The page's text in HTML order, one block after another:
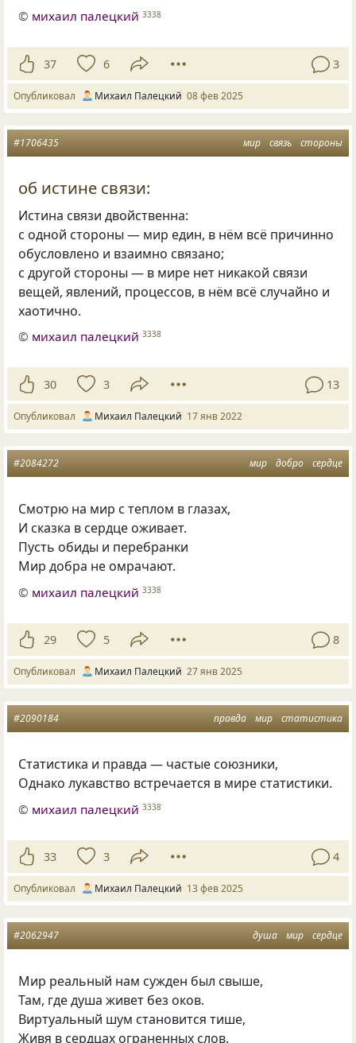
© михаил палецкий 3338
37 6 3
Опубликовал Михаил Палецкий 08 фев 2025
мир связь стороны
#1706435
об истине связи:
Истина связи двойственна:
с одной стороны — мир един, в нём всё причинно
обусловлено и взаимно связано;
с другой стороны — в мире нет никакой связи
вещей, явлений, процессов, в нём всё случайно и
хаотично.
© михаил палецкий 3338
30 3 13
Опубликовал Михаил Палецкий 17 янв 2022
мир добро сердце
#2084272
Смотрю на мир с теплом в глазах,
И сказка в сердце оживает.
Пусть обиды и перебранки
Мир добра не омрачают.
© михаил палецкий 3338
29 5 8
Опубликовал Михаил Палецкий 27 янв 2025
правда мир статистика
#2090184
Статистика и правда — частые союзники,
Однако лукавство встречается в мире статистики.
© михаил палецкий 3338
33 3 4
Опубликовал Михаил Палецкий 13 фев 2025
душа мир сердце
#2062947
Мир реальный нам сужден был свыше,
Там, где душа живет без оков.
Виртуальный шум становится тише,
Живя в сердцах ограненных слов.